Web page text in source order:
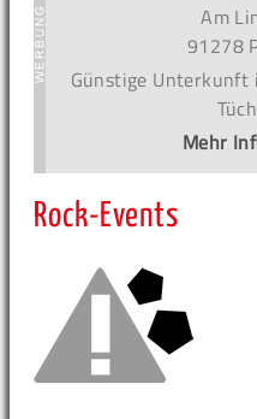
Am
91278
Günstige Unterkunft
Mehr
Rock-Events